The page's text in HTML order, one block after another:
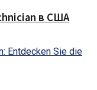
в США